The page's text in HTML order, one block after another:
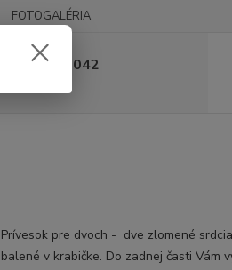
FOTOGALÉRIA
0948 236 042
Prívesok pre dvoch - dve zlomené
balené v krabičke. Do zadnej časti Vám